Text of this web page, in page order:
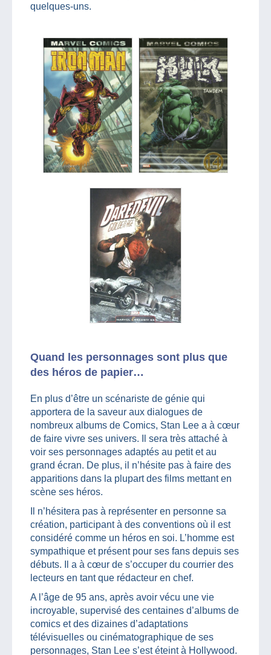
quelques-uns.
Quand les personnages sont plus que
des héros de papier…
En plus d’être un scénariste de génie qui
apportera de la saveur aux dialogues de
nombreux albums de Comics, Stan Lee a à cœur
de faire vivre ses univers. Il sera très attaché à
voir ses personnages adaptés au petit et au
grand écran. De plus, il n’hésite pas à faire des
apparitions dans la plupart des films mettant en
scène ses héros.
Il n’hésitera pas à représenter en personne sa
création, participant à des conventions où il est
considéré comme un héros en soi. L’homme est
sympathique et présent pour ses fans depuis ses
débuts. Il a à cœur de s’occuper du courrier des
lecteurs en tant que rédacteur en chef.
A l’âge de 95 ans, après avoir vécu une vie
incroyable, supervisé des centaines d’albums de
comics et des dizaines d’adaptations
télévisuelles ou cinématographique de ses
personnages, Stan Lee s’est éteint à Hollywood.